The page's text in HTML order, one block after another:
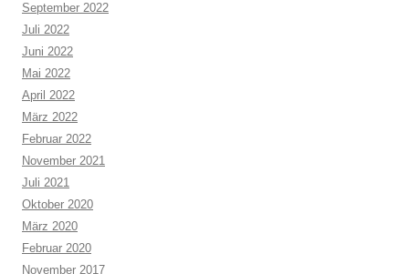
September 2022
Juli 2022
Juni 2022
Mai 2022
April 2022
März 2022
Februar 2022
November 2021
Juli 2021
Oktober 2020
März 2020
Februar 2020
November 2017